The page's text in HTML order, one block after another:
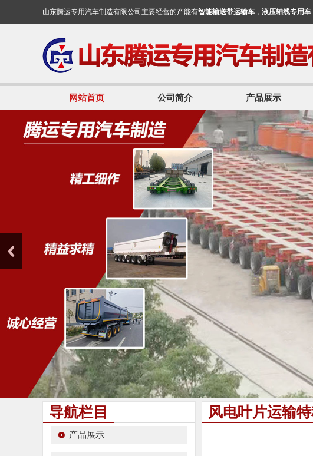
山东腾运专用汽车制造有限公司主要经营的产能有智能输送带运输车 ， 液压轴线专用车
网站首页 公司简介 产品展示
导航栏目
产品展示
风电叶片运输